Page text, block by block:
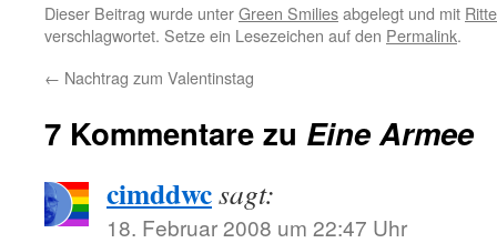
Dieser Beitrag wurde unterGreen Smiliesabgelegt und mit
verschlagwortet. Setze ein Lesezeichen auf den Permalink.
← Nachtrag zum Valentinstag
7 Kommentare zu Eine Armee
cimddwcsagt:
18. Februar 2008 um 22:47 Uhr